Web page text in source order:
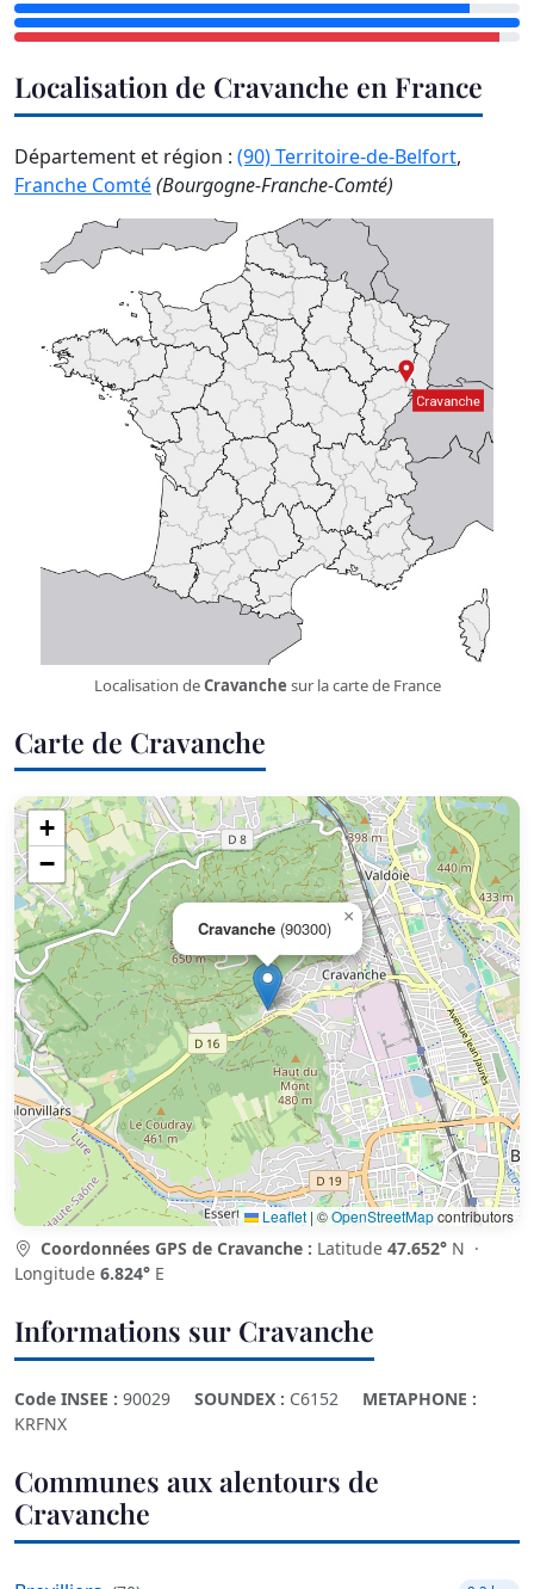
Localisation de Cravanche en France
Département et région : (90) Territoire-de-Belfort,
Franche Comté(Bourgogne-Franche-Comté)
Localisation deCravanchesur la carte de France
Carte de Cravanche
Cravanche (90300)
×
+
−
Leaflet | ©OpenStreetMapcontributors
Coordonnées GPS de Cravanche : Latitude 47.652° N ·
Longitude 6.824° E
Informations sur Cravanche
Code INSEE : 90029 SOUNDEX : C6152
METAPHONE :
KRFNX
Communes aux alentours de
Cravanche